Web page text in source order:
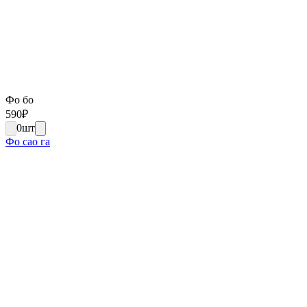
Фо бо
590₽
0шт
Фо сао га